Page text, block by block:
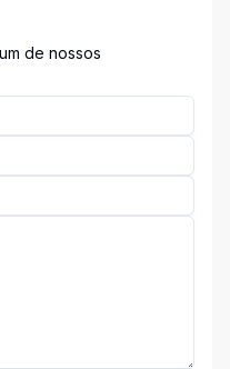
de nossos